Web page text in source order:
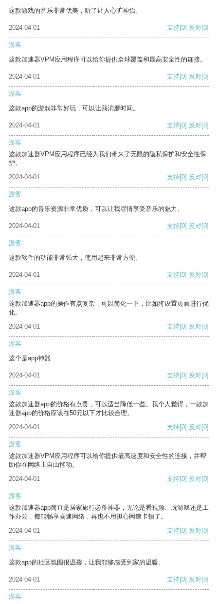
这款游戏的音乐非常优美，听了让人心旷神怡。
2024-04-01 支持[0] 反对[0]
游客
这款加速器VPM应用程序可以给你提供全球覆盖和最高安全性的连接。
2024-04-01 支持[0] 反对[0]
游客
这款app的游戏非常好玩，可以让我消磨时间。
2024-04-01 支持[0] 反对[0]
游客
这款加速器VPM应用程序已经为我们带来了无限的隐私保护和安全性保
护。
2024-04-01
支持[0] 反对[0]
游客
这款app的音乐资源非常优质，可以让我尽情享受音乐的魅力。
2024-04-01 支持[0] 反对[0]
游客
这款软件的功能非常强大，使用起来非常方便。
2024-04-01 支持[0] 反对[0]
游客
这款加速器app的操作有点复杂，可以简化一下，比如将设置页面进行优
化。
2024-04-01
支持[0] 反对[0]
游客
这个是app神器
2024-04-01 支持[0] 反对[0]
游客
这款加速器app的价格有点贵，可以适当降低一些。我个人觉得，一款加
速器app的价格应该在50元以下才比较合理。
2024-04-01
支持[0] 反对[0]
游客
这款加速器VPM应用程序可以给你提供最高速度和安全性的连接，并帮
助你在网络上自由移动。
2024-04-01
支持[0] 反对[0]
游客
这款加速器app简直是居家旅行必备神器，无论是看视频、玩游戏还是工
作办公，都能畅享高速网络，再也不用担心网速卡顿了。
2024-04-01
支持[0] 反对[0]
游客
这款app的社区氛围很温馨，让我能够感受到家的温暖。
2024-04-01 支持[0] 反对[0]
游客